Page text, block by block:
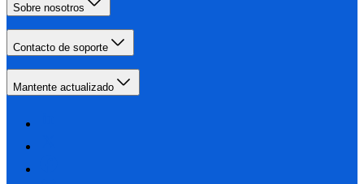
Sobre nosotros
Contacto de soporte
Mantente actualizado